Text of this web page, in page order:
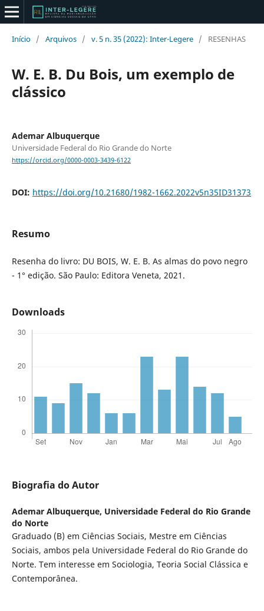
Início / Arquivos / v. 5 n. 35 (2022): Inter-Legere / RESENHAS
W. E. B. Du Bois, um exemplo de
clássico
Ademar Albuquerque
Universidade Federal do Rio Grande do Norte
https://orcid.org/0000-0003-3439-6122
DOI: https://doi.org/10.21680/1982-1662.2022v5n35ID31373
Resumo
Resenha do livro: DU BOIS, W. E. B. As almas do povo negro
- 1° edição. São Paulo: Editora Veneta, 2021.
Downloads
Biografia do Autor
Ademar Albuquerque, Universidade Federal do Rio Grande
do Norte
Graduado (B) em Ciências Sociais, Mestre em Ciências
Sociais, ambos pela Universidade Federal do Rio Grande do
Norte. Tem interesse em Sociologia, Teoria Social Clássica e
Contemporânea.